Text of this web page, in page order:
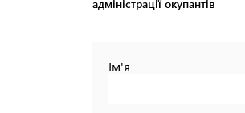
адміністрації окупантів
Ім'я